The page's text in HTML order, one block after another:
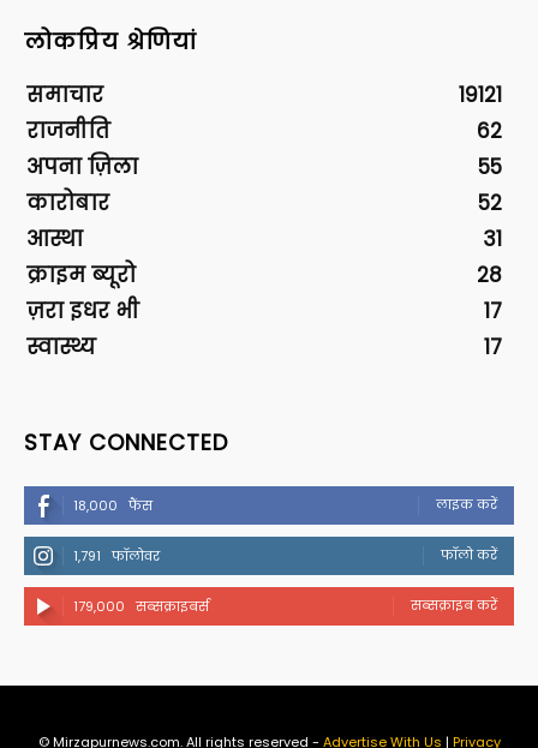
लोकप्रिय श्रेणियां
समाचार
19121
राजनीति
62
अपना ज़िला
55
कारोबार
52
आस्था
31
क्राइम ब्यूरो
28
ज़रा इधर भी
17
स्वास्थ्य
17
STAY CONNECTED
18,000 फैंस लाइक करें
1,791 फॉलोवर फॉलो करें
179,000 सब्सक्राइबर्स सब्सक्राइब करें
© Mirzapurnews.com. All rights reserved - Advertise With Us | Privacy